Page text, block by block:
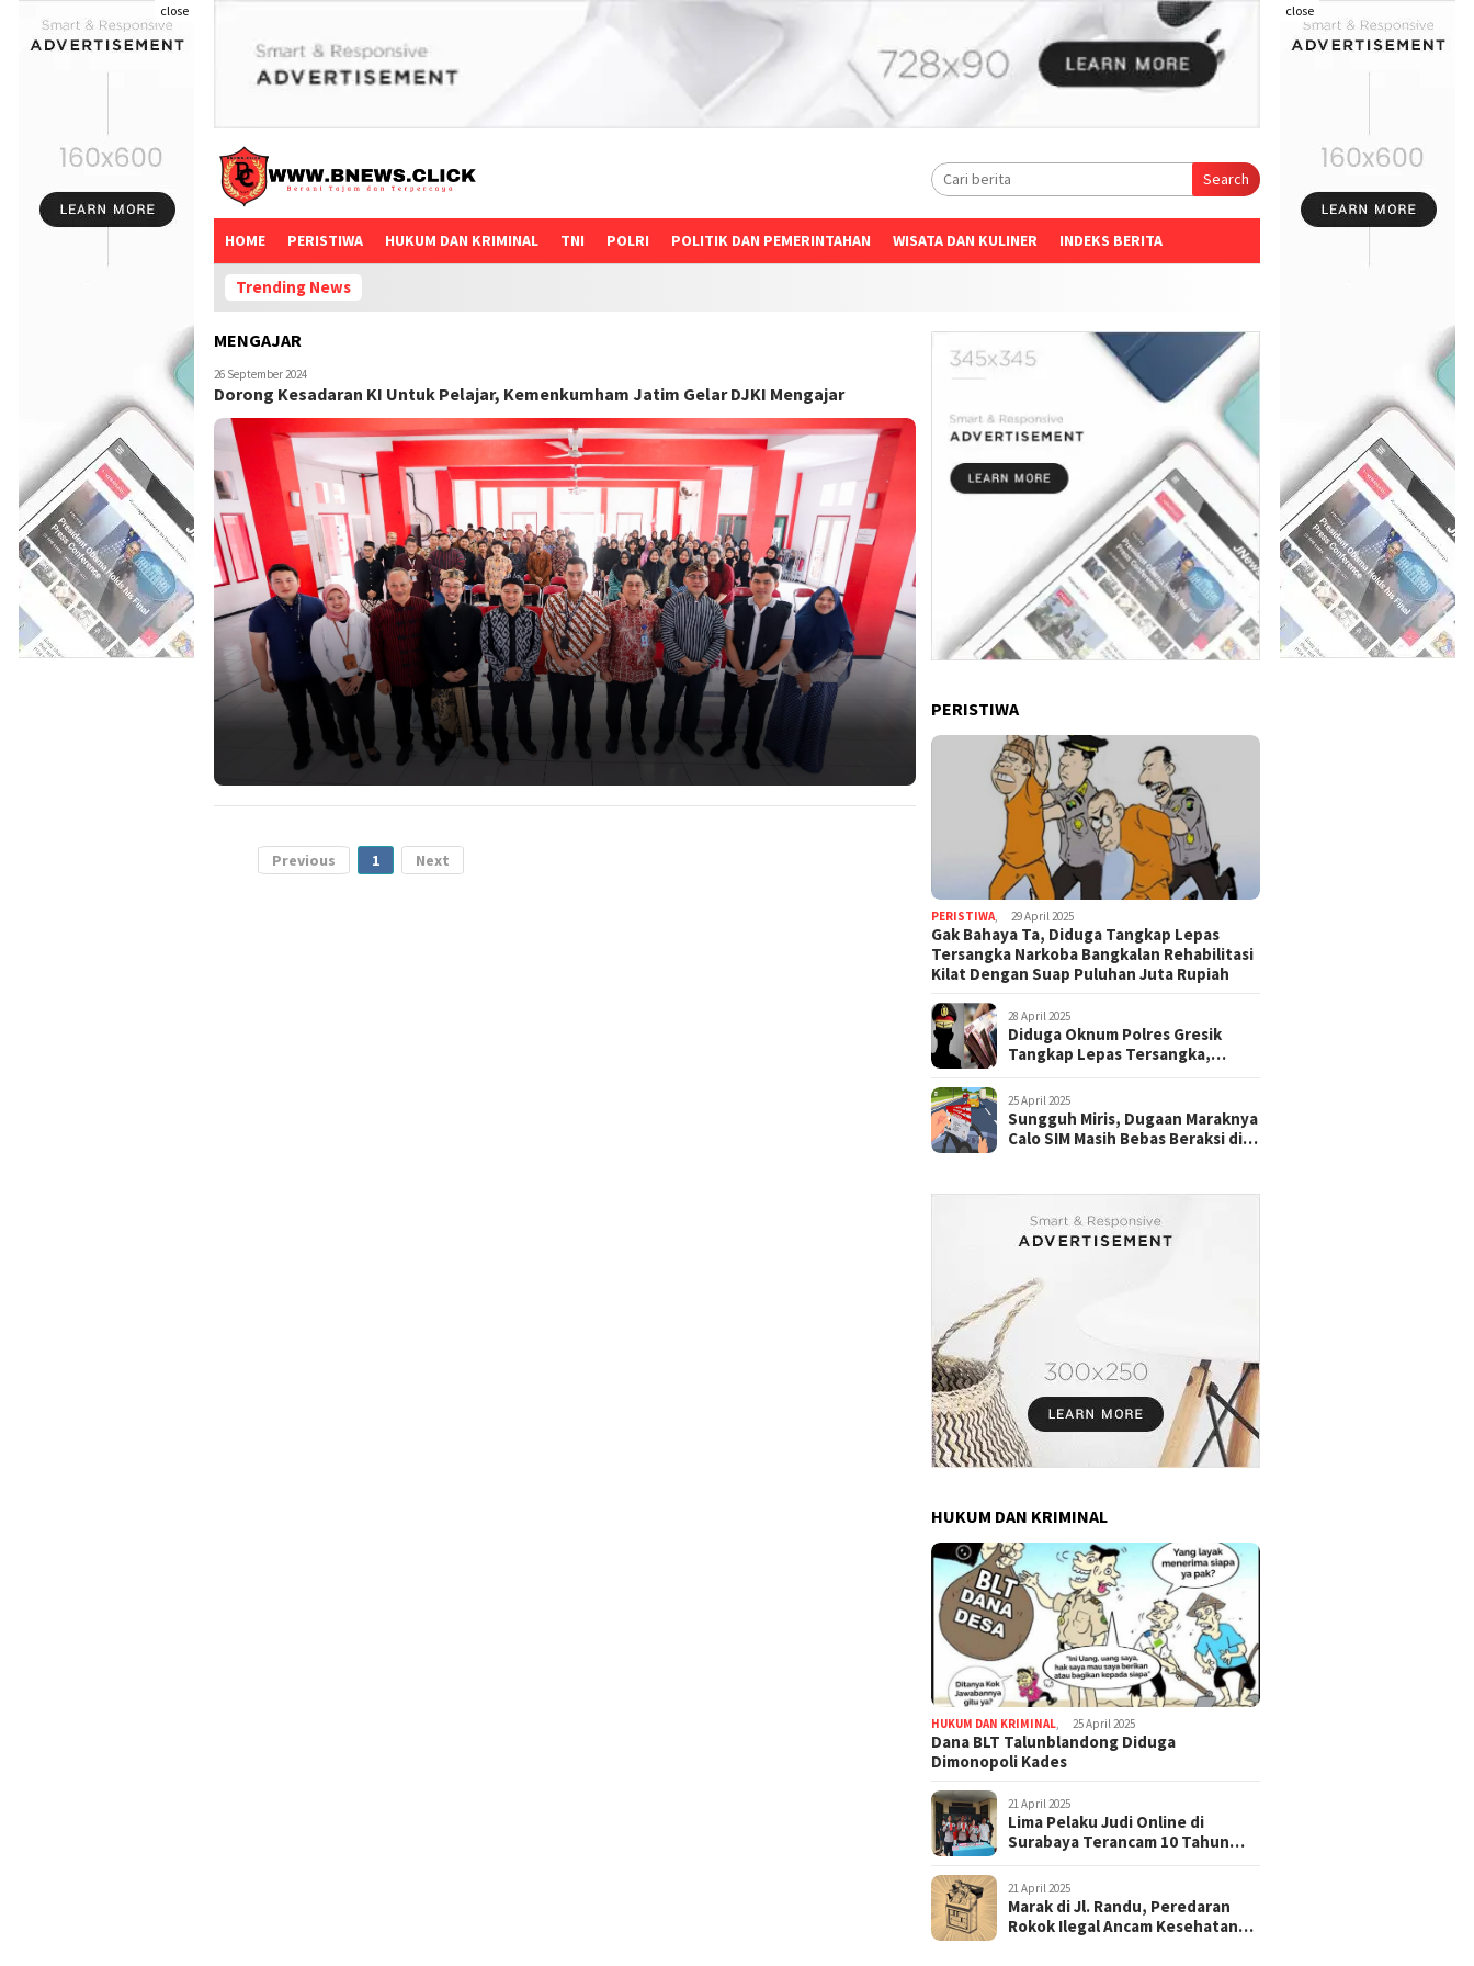
close close
Search
HOME PERISTIWA HUKUM DAN KRIMINAL TNI POLRI POLITIK DAN PEMERINTAHAN WISATA DAN KULINER INDEKS BERITA
Trending News
MENGAJAR
26 September 2024
Dorong Kesadaran KI Untuk Pelajar, Kemenkumham Jatim Gelar DJKI Mengajar
Previous 1 Next
PERISTIWA
PERISTIWA, 29 April 2025
Gak Bahaya Ta, Diduga Tangkap Lepas
Tersangka Narkoba Bangkalan Rehabilitasi
Kilat Dengan Suap Puluhan Juta Rupiah
28 April 2025
Diduga Oknum Polres Gresik
Tangkap Lepas Tersangka,
25 April 2025
Sungguh Miris, Dugaan Maraknya
Calo SIM Masih Bebas Beraksi di
HUKUM DAN KRIMINAL
HUKUM DAN KRIMINAL 25 April 2025
Dana BLT Talunblandong Diduga
Dimonopoli Kades
21 April 2025
Lima Pelaku Judi Online di
Surabaya Terancam 10 Tahun
21 April 2025
Marak di Jl. Randu, Peredaran
Rokok Ilegal Ancam Kesehatan